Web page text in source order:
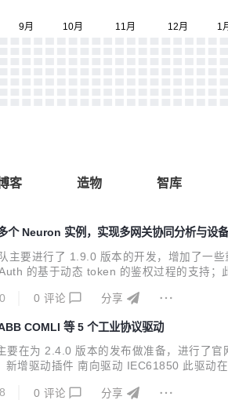
客 造物 智库
个 Neuron 实例，实现多网关协同分析与设
主要进行了 1.9.0 版本的开发，增加了一
的基于动态 token 的鉴权过程的支持；
0 评论 分享
COMLI 等 5 个工业协议驱动
要在为 2.4.0 版本的发布做准备，进行了
新增驱动插件 南向驱动 IEC61850 此驱动
0 评论 分享